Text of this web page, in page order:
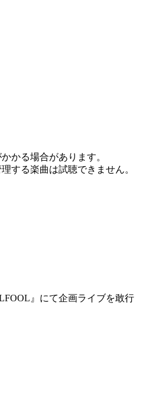
かる場合があります。
する楽曲は試聴できません。
』にて企画ライブを敢行